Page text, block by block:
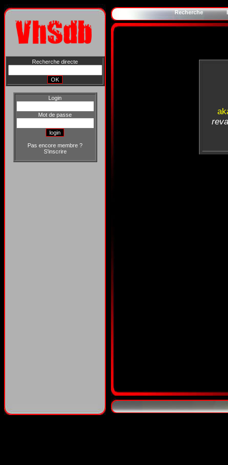
Recherche directe
Login
Mot de passe
Pas encore membre ?
S'inscrire
Recherche